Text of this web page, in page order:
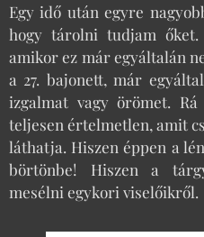
Egy idő után egyre
hogy tárolni tudjam
amikor ez már egyáltalán
a 27. bajonett, már
izgalmat vagy örömet.
teljesen értelmetlen, amit
láthatja. Hiszen éppen a
börtönbe! Hiszen a
mesélni egykori viselőikről.